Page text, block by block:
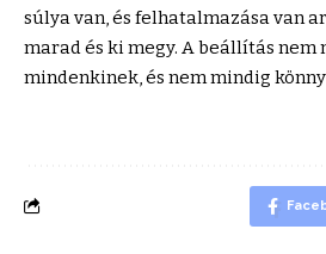
súlya van, és felhatalmazása van
marad és ki megy. A beállítás nem
mindenkinek, és nem mindig